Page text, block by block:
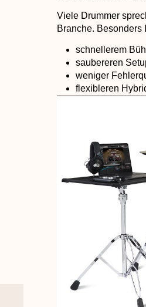
Viele Drummer
Branche. Besonders
schnellerem
saubereren
weniger
flexibleren